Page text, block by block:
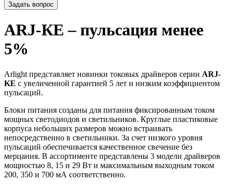
Задать вопрос
ARJ-КЕ – пульсация менее
5%
Arlight представляет новинки токовых драйверов серии ARJ-
KE с увеличенной гарантией 5 лет и низким коэффициентом
пульсаций.
Блоки питания созданы для питания фиксированным током
мощных светодиодов и светильников. Круглые пластиковые
корпуса небольших размеров можно встраивать
непосредственно в светильники. За счет низкого уровня
пульсаций обеспечивается качественное свечение без
мерцания. В ассортименте представлены 3 модели драйверов
мощностью 8, 15 и 29 Вт и максимальным выходным током
200, 350 и 700 мА соответственно.